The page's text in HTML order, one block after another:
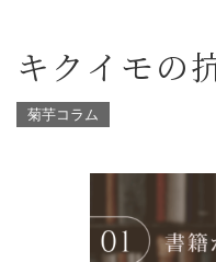
キクイモの
菊芋コラム